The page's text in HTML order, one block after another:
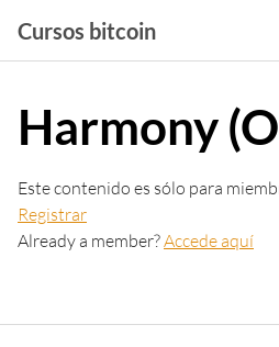
contenido
Cursos bitcoin
Harmony
Este contenido es sólo para
Registrar
Already a member?Accede aquí